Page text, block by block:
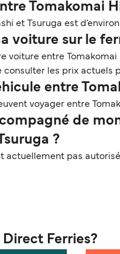
Tomakomai
et Tsuruga est
voiture sur le
voiture entre
les prix actuels
entre
voyager entre
de
?
actuellement pas
Ferries?